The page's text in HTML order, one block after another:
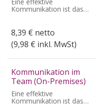
Eine effektive
Kommunikation ist das
8,39 € netto
(9,98 € inkl. MwSt)
Kommunikation im
Team (On-Premises)
Eine effektive
Kommunikation ist das